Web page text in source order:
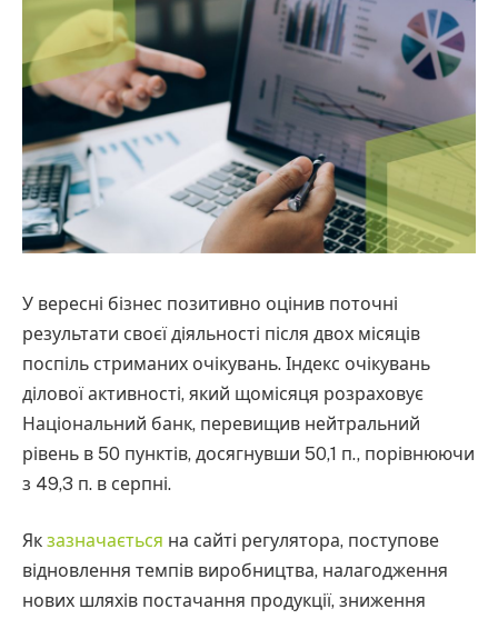
У вересні бізнес позитивно оцінив поточні
результати своєї діяльності після двох місяців
поспіль стриманих очікувань. Індекс очікувань
ділової активності, який щомісяця розраховує
Національний банк, перевищив нейтральний
рівень в 50 пунктів, досягнувши 50,1 п., порівнюючи
з 49,3 п. в серпні.
Як зазначається на сайті регулятора, поступове
відновлення темпів виробництва, налагодження
нових шляхів постачання продукції, зниження